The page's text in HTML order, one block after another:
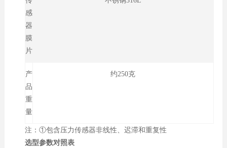
感
器
膜
片
产
品
重
量
约250克
注：①包含压力传感器非线性、迟滞和重复性
选型参数对照表